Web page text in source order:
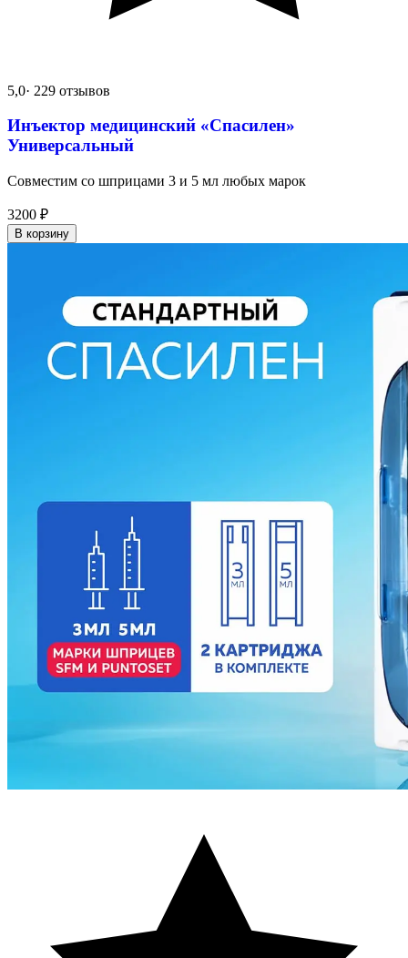
5,0· 229 отзывов
Инъектор медицинский «Спасилен»
Универсальный
Совместим со шприцами 3 и 5 мл любых марок
3200 ₽
В корзину